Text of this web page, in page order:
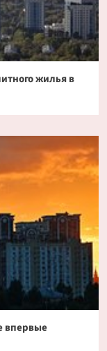
жилья в
впервые